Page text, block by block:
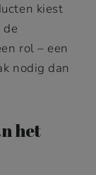
kiest
rol – een
nodig dan
het